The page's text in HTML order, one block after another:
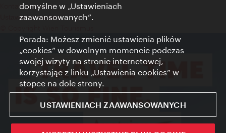
Kontakt prasowy
Ustawienia cookies
domyślne w „Ustawieniach
zaawansowanych”.
Porada: Możesz zmienić ustawienia plików
„cookies” w dowolnym momencie podczas
swojej wizyty na stronie internetowej,
korzystając z linku „Ustawienia cookies” w
stopce na dole strony.
USTAWIENIACH ZAAWANSOWANYCH